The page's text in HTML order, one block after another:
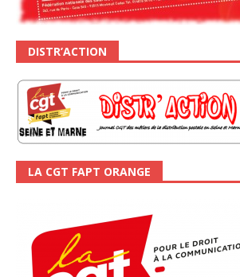
DISTR’ACTION
LA CGT FAPT ORANGE